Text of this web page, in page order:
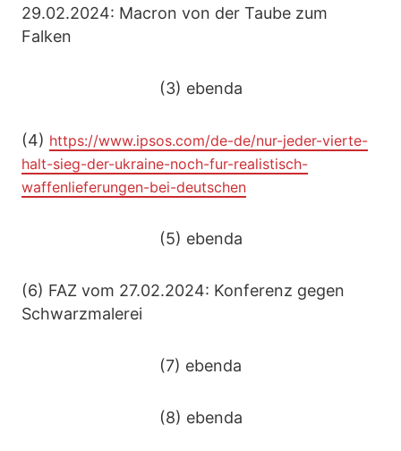
29.02.2024: Macron von der Taube zum
Falken
(3) ebenda
(4) https://www.ipsos.com/de-de/nur-jeder-vierte-
halt-sieg-der-ukraine-noch-fur-realistisch-
waffenlieferungen-bei-deutschen
(5) ebenda
(6) FAZ vom 27.02.2024: Konferenz gegen
Schwarzmalerei
(7) ebenda
(8) ebenda